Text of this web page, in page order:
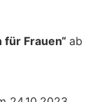
Frauen“ ab